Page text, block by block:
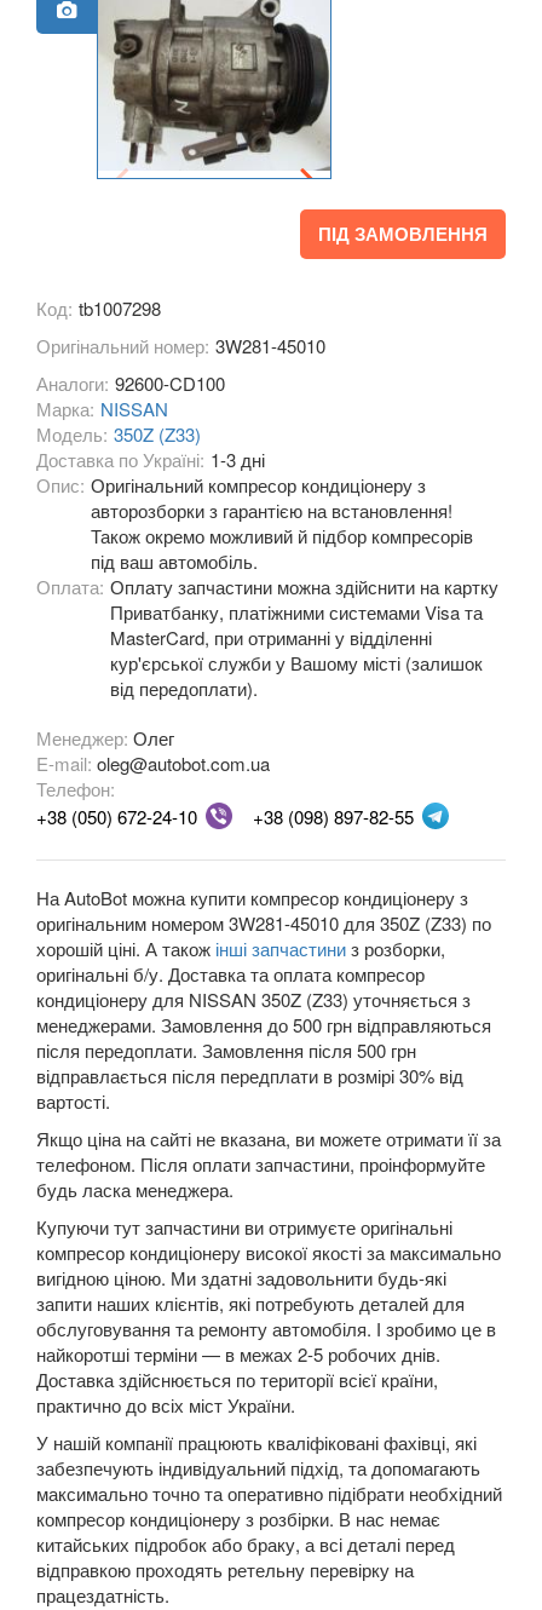
Frontier IV (D23)
GT-R (R35)
Interstar (T35)
Kubistar (X76)
Murano (Z50)
Micra IV (K13)
Micra V (K14)
Note I (E11)
Note II (E12)
NV200 (M20)
Navara (D23M)
Pathfinder II (R50)
Pathfinder III (R51)
Patrol V (Y61)
Pulsar
Qashqai I (J10)
Qashqai+2 (J10)
Qashqai II (J11)
Quest III (V42)
Quest IV (RE52)
Skyline X (R34)
Skyline XI (V35)
Skyline XII (V36)
TIIDA II (C12)
Titan I (P32, TA60)
X-Trail I (T30)
X-Trail II (T31)
X-Trail III (T32)
OPEL
ПІД ЗАМОВЛЕННЯ
Код: tb1007298
Оригінальний номер: 3W281-45010
Аналоги: 92600-CD100
Марка: NISSAN
Модель: 350Z (Z33)
Доставка по Україні: 1-3 дні
Опис: Оригінальний компресор кондиціонеру з
авторозборки з гарантією на встановлення!
Також окремо можливий й підбор компресорів
під ваш автомобіль.
Оплата: Оплату запчастини можна здійснити на картку
Приватбанку, платіжними системами Visa та
MasterCard, при отриманні у відділенні
кур'єрської служби у Вашому місті (залишок
від передоплати).
Менеджер: Олег
E-mail: oleg@autobot.com.ua
Телефон:
+38 (050) 672-24-10
+38 (098) 897-82-55
На AutoBot можна купити компресор кондиціонеру з
оригінальним номером 3W281-45010 для 350Z (Z33) по
хорошій ціні. А також інші запчастиниз розборки,
оригінальні б/у. Доставка та оплата компресор
кондиціонеру для NISSAN 350Z (Z33) уточняється з
менеджерами. Замовлення до 500 грн відправляються
після передоплати. Замовлення після 500 грн
відправлається після передплати в розмірі 30% від
вартості.
Якщо ціна на сайті не вказана, ви можете отримати її за
телефоном. Після оплати запчастини, проінформуйте
будь ласка менеджера.
Купуючи тут запчастини ви отримуєте оригінальні
компресор кондиціонеру високої якості за максимально
вигідною ціною. Ми здатні задовольнити будь-які
запити наших клієнтів, які потребують деталей для
обслуговування та ремонту автомобіля. І зробимо це в
найкоротші терміни — в межах 2-5 робочих днів.
Доставка здійснюється по території всієї країни,
практично до всіх міст України.
У нашій компанії працюють кваліфіковані фахівці, які
забезпечують індивідуальний підхід, та допомагають
максимально точно та оперативно підібрати необхідний
компресор кондиціонеру з розбірки. В нас немає
китайських підробок або браку, а всі деталі перед
відправкою проходять ретельну перевірку на
працездатність.